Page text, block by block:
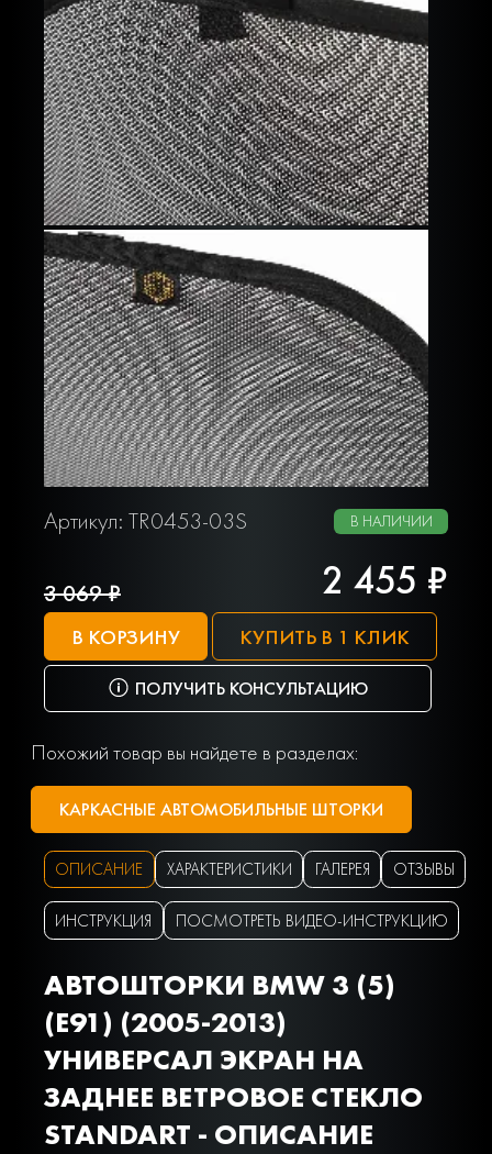
Артикул: TR0453-03S В НАЛИЧИИ
3 069 ₽ 2 455 ₽
В КОРЗИНУ КУПИТЬ В 1 КЛИК
ПОЛУЧИТЬ КОНСУЛЬТАЦИЮ
Похожий товар вы найдете в разделах:
КАРКАСНЫЕ АВТОМОБИЛЬНЫЕ ШТОРКИ
ОПИСАНИЕ ХАРАКТЕРИСТИКИ ГАЛЕРЕЯ ОТЗЫВЫ
ИНСТРУКЦИЯ ПОСМОТРЕТЬ ВИДЕО-ИНСТРУКЦИЮ
АВТОШТОРКИ BMW 3 (5)
(E91) (2005-2013)
УНИВЕРСАЛ ЭКРАН НА
ЗАДНЕЕ ВЕТРОВОЕ СТЕКЛО
STANDART - ОПИСАНИЕ